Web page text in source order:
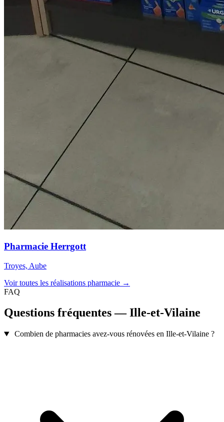
Pharmacie Herrgott
Troyes, Aube
Voir toutes les réalisations pharmacie →
FAQ
Questions fréquentes — Ille-et-Vilaine
Combien de pharmacies avez-vous rénovées en Ille-et-Vilaine ?